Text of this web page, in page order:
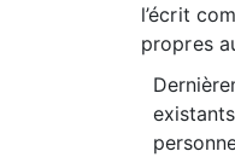
l’écrit
propres